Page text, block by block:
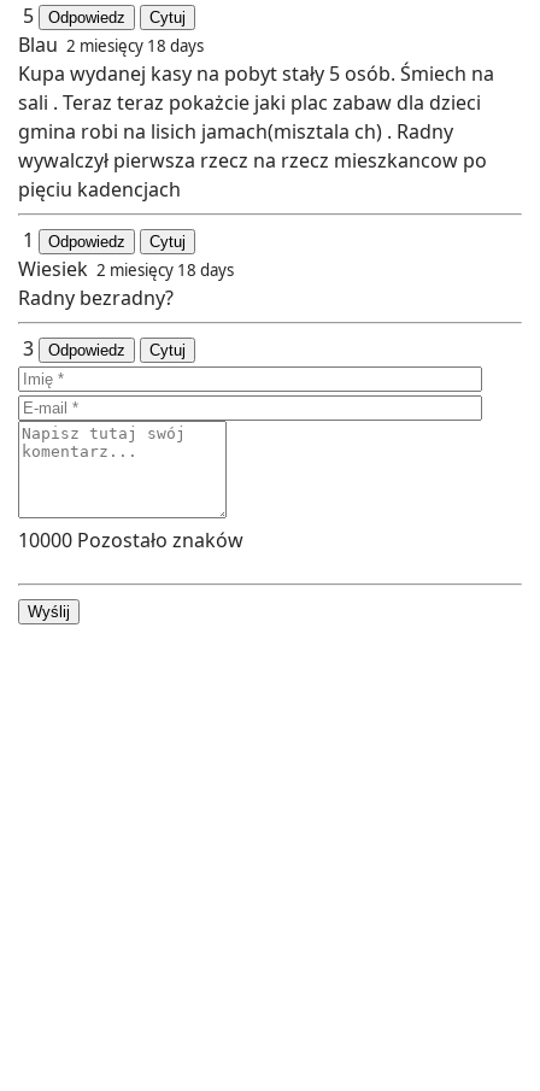
5
Odpowiedz Cytuj
Blau 2 miesięcy 18 days
Kupa wydanej kasy na pobyt stały 5 osób. Śmiech na
sali . Teraz teraz pokażcie jaki plac zabaw dla dzieci
gmina robi na lisich jamach(misztala ch) . Radny
wywalczył pierwsza rzecz na rzecz mieszkancow po
pięciu kadencjach
1
Odpowiedz Cytuj
Wiesiek 2 miesięcy 18 days
Radny bezradny?
3
Odpowiedz Cytuj
10000 Pozostało znaków
Wyślij